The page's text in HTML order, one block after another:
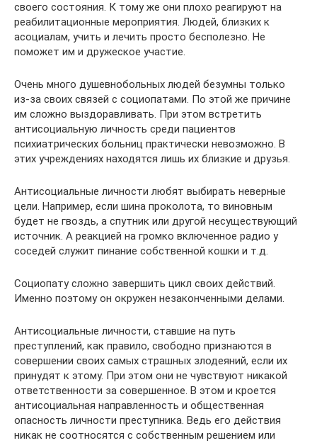
своего состояния. К тому же они плохо реагируют на
реабилитационные мероприятия. Людей, близких к
асоциалам, учить и лечить просто бесполезно. Не
поможет им и дружеское участие.
Очень много душевнобольных людей безумны только
из-за своих связей с социопатами. По этой же причине
им сложно выздоравливать. При этом встретить
антисоциальную личность среди пациентов
психиатрических больниц практически невозможно. В
этих учреждениях находятся лишь их близкие и друзья.
Антисоциальные личности любят выбирать неверные
цели. Например, если шина проколота, то виновным
будет не гвоздь, а спутник или другой несуществующий
источник. А реакцией на громко включенное радио у
соседей служит пинание собственной кошки и т.д.
Социопату сложно завершить цикл своих действий.
Именно поэтому он окружен незаконченными делами.
Антисоциальные личности, ставшие на путь
преступлений, как правило, свободно признаются в
совершении своих самых страшных злодеяний, если их
принудят к этому. При этом они не чувствуют никакой
ответственности за совершенное. В этом и кроется
антисоциальная направленность и общественная
опасность личности преступника. Ведь его действия
никак не соотносятся с собственным решением или